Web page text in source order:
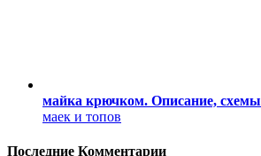
майка крючком. Описание, схемы
маек и топов
Последние Комментарии